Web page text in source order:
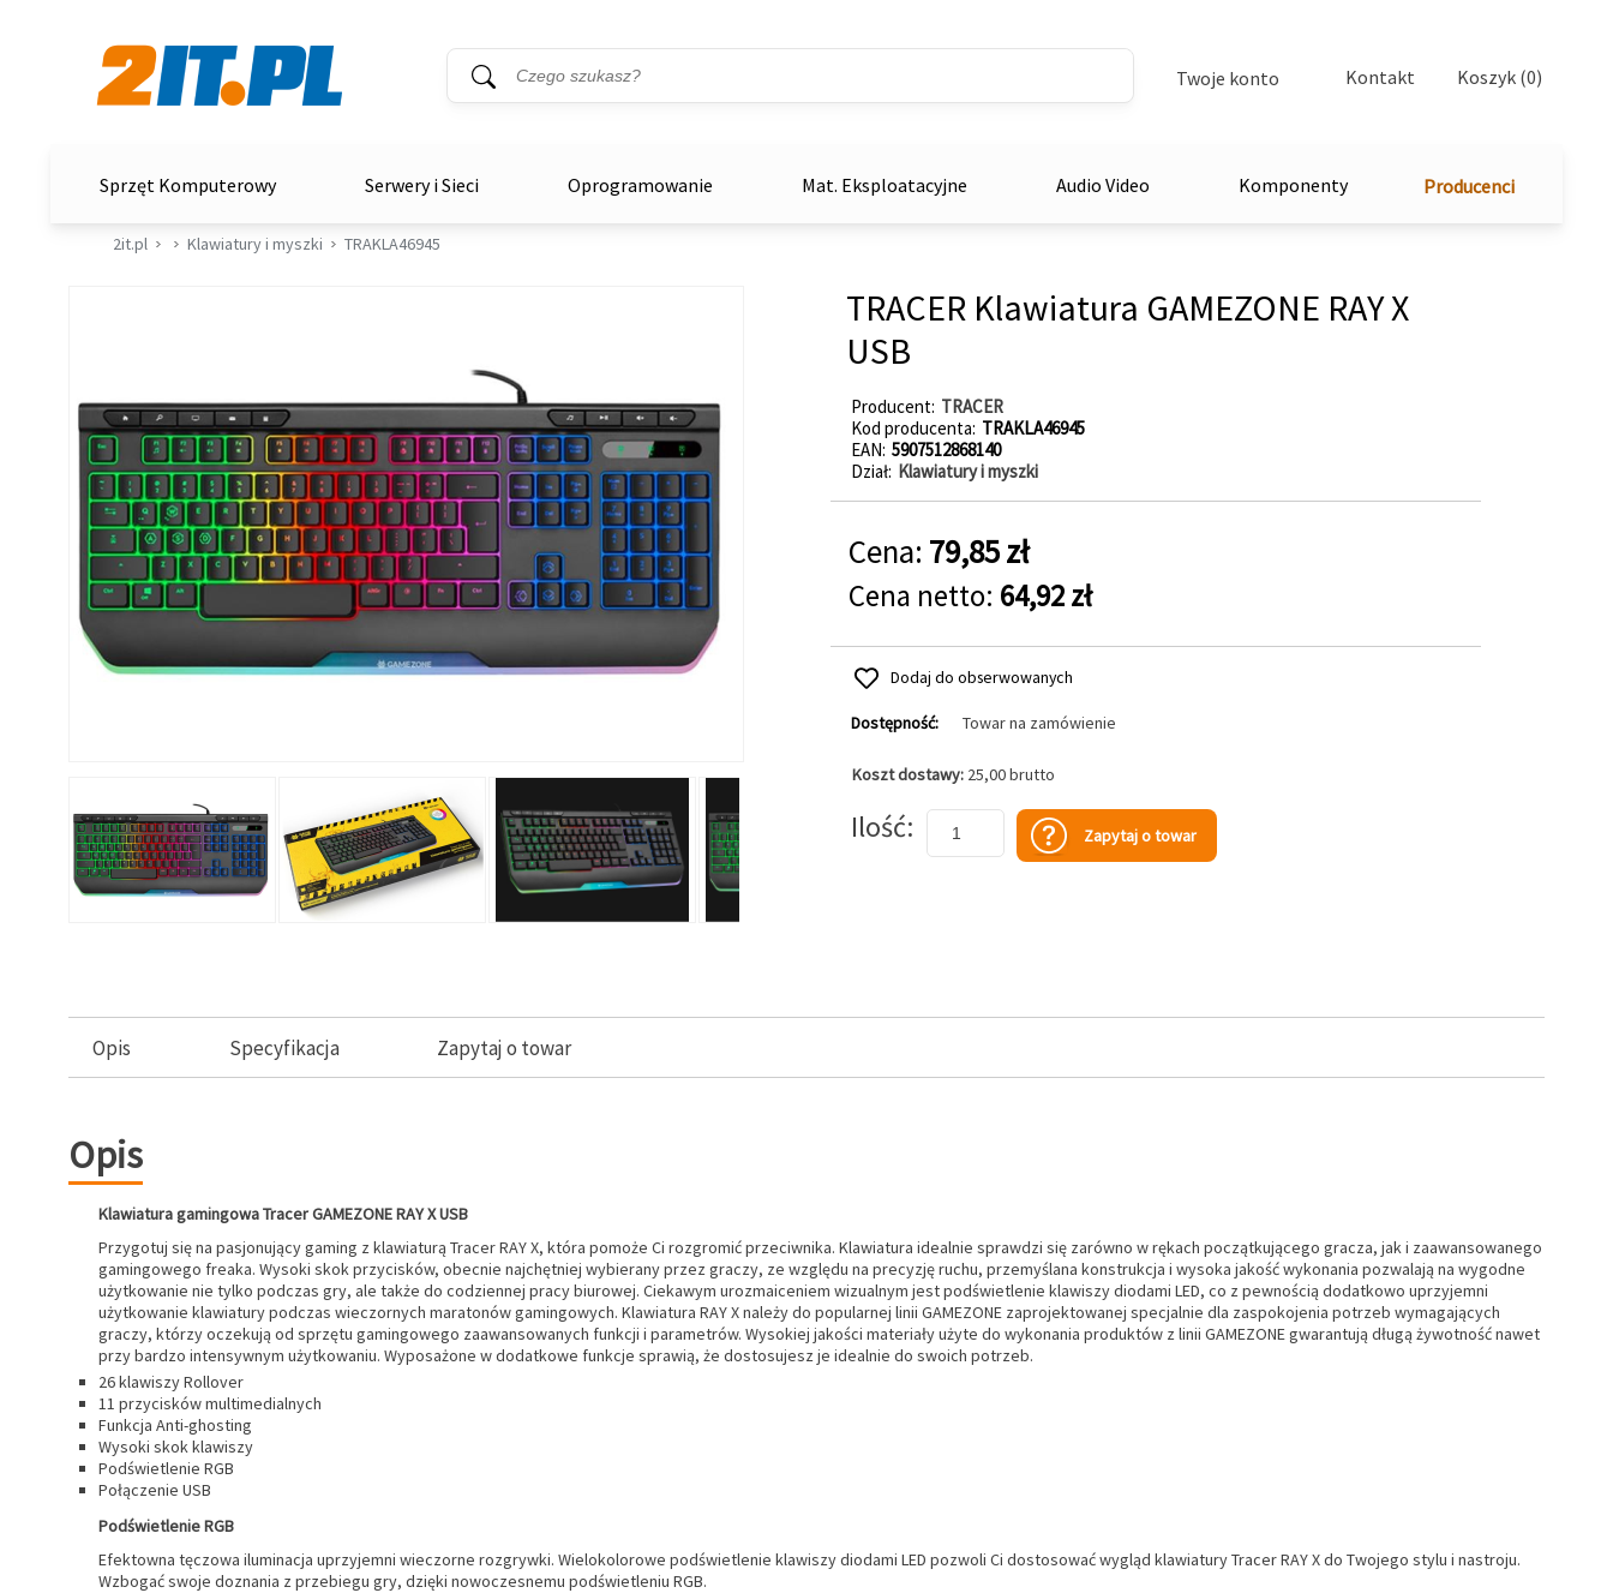
Wyszukiwarka
Słowo kluczowe
Twoje konto Kontakt Koszyk (0)
Sprzęt Komputerowy Serwery i Sieci Oprogramowanie Mat. Eksploatacyjne Audio Video Komponenty Producenci
2it.pl Klawiatury i myszki TRAKLA46945
TRACER Klawiatura GAMEZONE RAY X
USB
Producent TRACER
Kod producenta TRAKLA46945
EAN 5907512868140
Dział Klawiatury i myszki
Cena: 79,85 zł
Cena netto: 64,92 zł
Dodaj do obserwowanych
Dostępność: Towar na zamówienie
Koszt dostawy: 25,00 brutto
Ilość Zapytaj o towar
Opis Specyfikacja Zapytaj o towar
Opis
Klawiatura gamingowa Tracer GAMEZONE RAY X USB
Przygotuj się na pasjonujący gaming z klawiaturą Tracer RAY X, która pomoże Ci rozgromić przeciwnika. Klawiatura idealnie sprawdzi się zarówno w rękach początkującego gracza, jak i zaawansowanego
gamingowego freaka. Wysoki skok przycisków, obecnie najchętniej wybierany przez graczy, ze względu na precyzję ruchu, przemyślana konstrukcja i wysoka jakość wykonania pozwalają na wygodne
użytkowanie nie tylko podczas gry, ale także do codziennej pracy biurowej. Ciekawym urozmaiceniem wizualnym jest podświetlenie klawiszy diodami LED, co z pewnością dodatkowo uprzyjemni
użytkowanie klawiatury podczas wieczornych maratonów gamingowych. Klawiatura RAY X należy do popularnej linii GAMEZONE zaprojektowanej specjalnie dla zaspokojenia potrzeb wymagających
graczy, którzy oczekują od sprzętu gamingowego zaawansowanych funkcji i parametrów. Wysokiej jakości materiały użyte do wykonania produktów z linii GAMEZONE gwarantują długą żywotność nawet
przy bardzo intensywnym użytkowaniu. Wyposażone w dodatkowe funkcje sprawią, że dostosujesz je idealnie do swoich potrzeb.
26 klawiszy Rollover
11 przycisków multimedialnych
Funkcja Anti-ghosting
Wysoki skok klawiszy
Podświetlenie RGB
Połączenie USB
Podświetlenie RGB
Efektowna tęczowa iluminacja uprzyjemni wieczorne rozgrywki. Wielokolorowe podświetlenie klawiszy diodami LED pozwoli Ci dostosować wygląd klawiatury Tracer RAY X do Twojego stylu i nastroju.
Wzbogać swoje doznania z przebiegu gry, dzięki nowoczesnemu podświetleniu RGB.